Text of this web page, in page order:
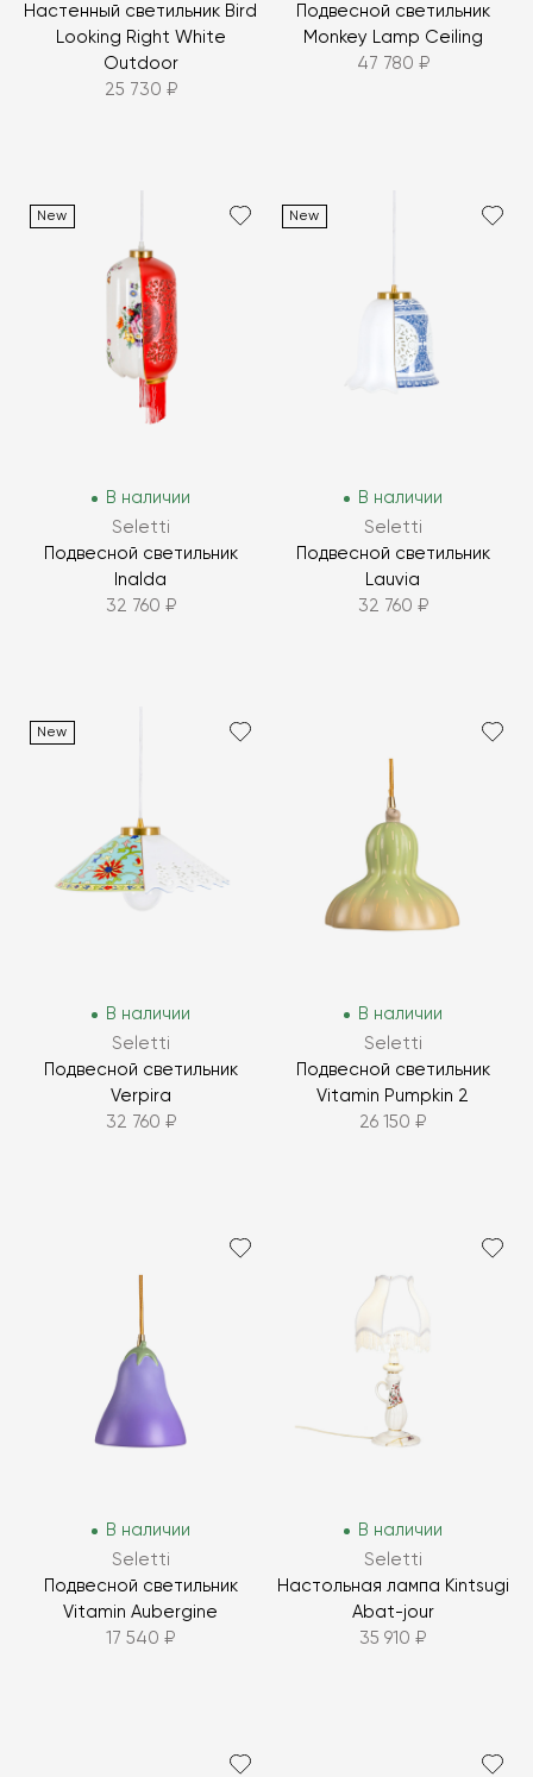
Настенный светильник Bird
Looking Right White
Outdoor
25 730 ₽
Подвесной светильник
Monkey Lamp Ceiling
47 780 ₽
New
В наличии
Seletti
Подвесной светильник
Inalda
32 760 ₽
New
В наличии
Seletti
Подвесной светильник
Lauvia
32 760 ₽
New
В наличии
Seletti
Подвесной светильник
Verpira
32 760 ₽
В наличии
Seletti
Подвесной светильник
Vitamin Pumpkin 2
26 150 ₽
В наличии
Seletti
Подвесной светильник
Vitamin Aubergine
17 540 ₽
В наличии
Seletti
Настольная лампа Kintsugi
Abat-jour
35 910 ₽